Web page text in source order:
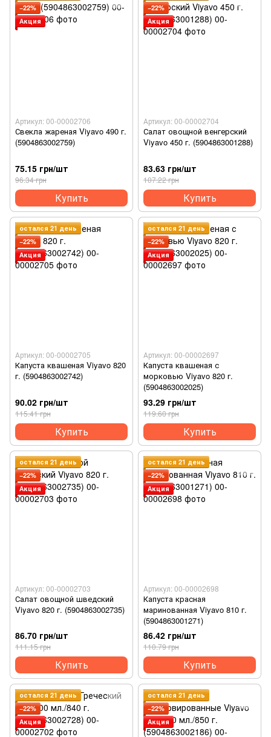
−22%
Акция
Артикул: 00-00002706
Свекла жареная Viyavo 490 г.
(5904863002759)
75.15 грн/шт
96.34 грн
Купить
−22%
Акция
Артикул: 00-00002704
Салат овощной венгерский
Viyavo 450 г. (5904863001288)
83.63 грн/шт
107.22 грн
Купить
остался 21 день
−22%
Акция
Артикул: 00-00002705
Капуста квашеная Viyavo 820
г. (5904863002742)
90.02 грн/шт
115.41 грн
Купить
остался 21 день
−22%
Акция
Артикул: 00-00002697
Капуста квашеная с
морковью Viyavo 820 г.
(5904863002025)
93.29 грн/шт
119.60 грн
Купить
остался 21 день
−22%
Акция
Артикул: 00-00002703
Салат овощной шведский
Viyavo 820 г. (5904863002735)
86.70 грн/шт
111.15 грн
Купить
остался 21 день
−22%
Акция
Артикул: 00-00002698
Капуста красная
маринованная Viyavo 810 г.
(5904863001271)
86.42 грн/шт
110.79 грн
Купить
остался 21 день
−22%
Акция
остался 21 день
−22%
Акция